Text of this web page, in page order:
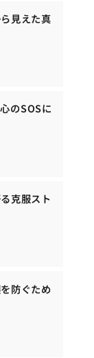
見えた真
のSOSに
克服スト
防ぐため